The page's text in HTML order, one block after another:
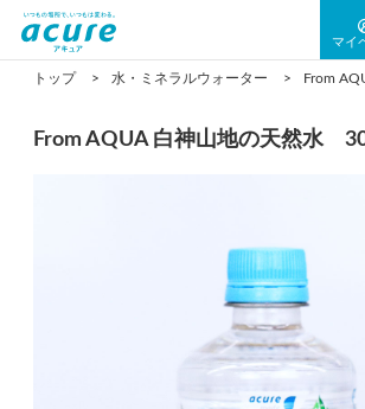
マイ
トップ 水・ミネラルウォーター
From AQUA 白神山地の天然水